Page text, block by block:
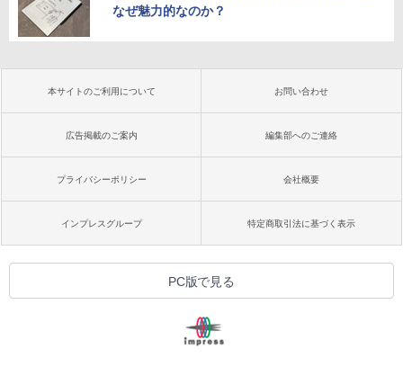
なぜ魅力的なのか？
本サイトのご利用について お問い合わせ
広告掲載のご案内 編集部へのご連絡
プライバシーポリシー 会社概要
インプレスグループ 特定商取引法に基づく表示
PC版で見る